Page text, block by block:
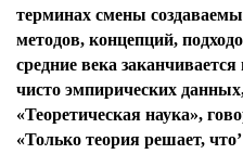
терминах смены
методов, концепций,
средние века
чисто эмпирических
«Теоретическая наука»,
«Только теория решает,